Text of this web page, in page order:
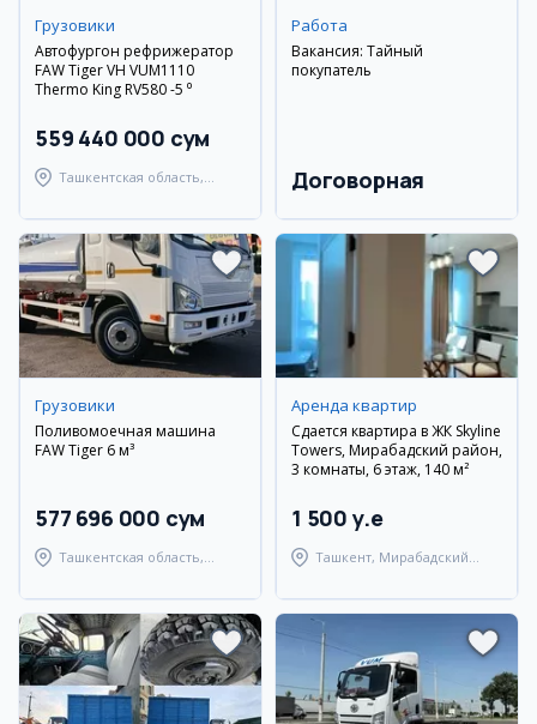
Грузовики
Автофургон рефрижератор
FAW Tiger VH VUM1110
Thermo King RV580 -5 ⁰
559 440 000 сум
Ташкентская область,
Работа
Вакансия: Тайный
покупатель
Договорная
Грузовики
Поливомоечная машина
FAW Tiger 6 м³
577 696 000 сум
Ташкентская область,
Аренда квартир
Сдается квартира в ЖК Skyline
Towers, Мирабадский район,
3 комнаты, 6 этаж, 140 м²
1 500 y.e
Ташкент, Мирабадский